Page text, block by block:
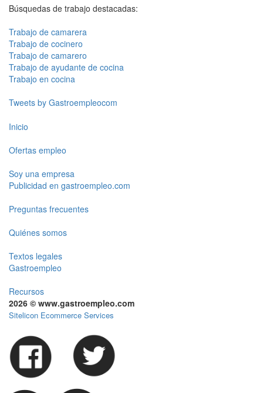
Búsquedas de trabajo destacadas:
Trabajo de camarera
Trabajo de cocinero
Trabajo de camarero
Trabajo de ayudante de cocina
Trabajo en cocina
Tweets by Gastroempleocom
Inicio
Ofertas empleo
Soy una empresa
Publicidad en gastroempleo.com
Preguntas frecuentes
Quiénes somos
Textos legales
Gastroempleo
Recursos
2026 © www.gastroempleo.com
Sitelicon Ecommerce Services